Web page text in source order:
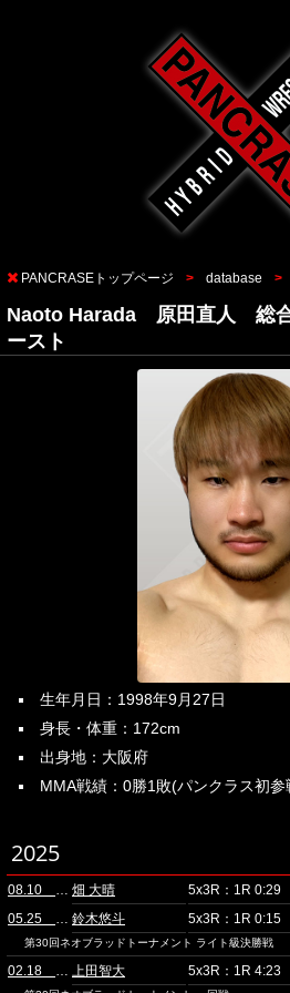
PANCRASEトップページ database
Naoto Harada 原田直人 総合
ースト
生年月日：1998年9月27日
身長・体重：172cm
出身地：大阪府
MMA戦績：0勝1敗(パンクラス初参
2025
08.10 品川 畑 大晴 5x3R：1R 0:29
05.25 ニューピアホール 鈴木悠斗 5x3R：1R 0:15
第30回ネオブラッドトーナメント ライト級決勝戦
02.18 大阪・住吉区 上田智大 5x3R：1R 4:23